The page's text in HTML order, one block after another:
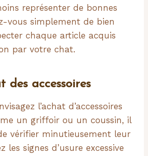
représenter de bonnes
vous simplement de bien
chaque article acquis
par votre chat.
des accessoires
l’achat d’accessoires
un griffoir ou un coussin, il
vérifier minutieusement leur
les signes d’usure excessive